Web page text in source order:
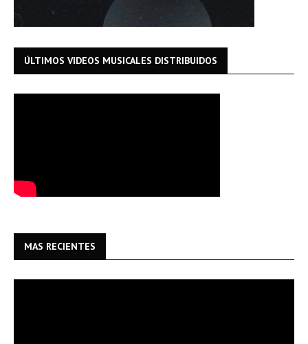
ÚLTIMOS VIDEOS MUSICALES DISTRIBUIDOS
MAS RECIENTES